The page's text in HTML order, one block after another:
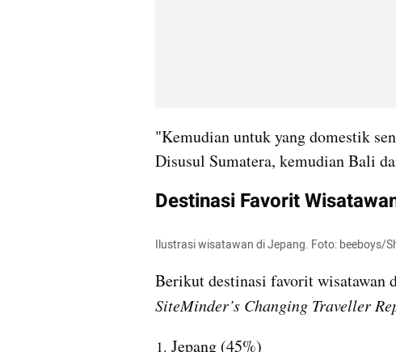
"Kemudian untuk yang domestik
Disusul Sumatera, kemudian Bali
Destinasi Favorit
Ilustrasi wisatawan di Jepang. Foto: beeboys/
SiteMinder’s Changing Traveller
Jepang (45%)